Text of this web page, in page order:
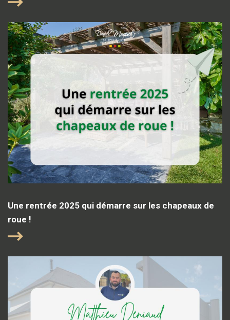
Une rentrée 2025 qui démarre sur les chapeaux de
roue !